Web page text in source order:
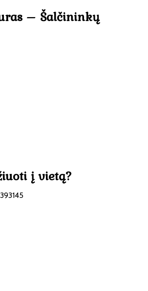
– Šalčininkų
į vietą?